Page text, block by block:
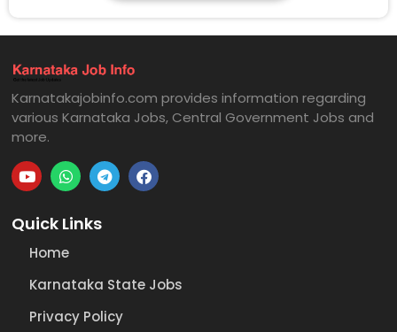
Karnatakajobinfo.com provides information regarding
various Karnataka Jobs, Central Government Jobs and
more.
Quick Links
Home
Karnataka State Jobs
Privacy Policy